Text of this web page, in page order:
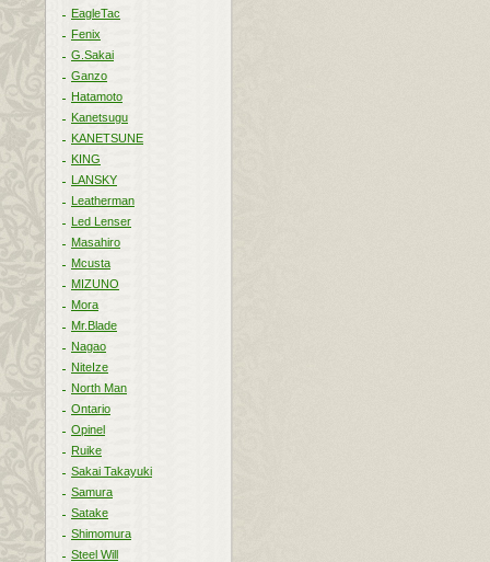
EagleTac
Fenix
G.Sakai
Ganzo
Hatamoto
Kanetsugu
KANETSUNE
KING
LANSKY
Leatherman
Led Lenser
Masahiro
Mcusta
MIZUNO
Mora
Mr.Blade
Nagao
NiteIze
North Man
Ontario
Opinel
Ruike
Sakai Takayuki
Samura
Satake
Shimomura
Steel Will